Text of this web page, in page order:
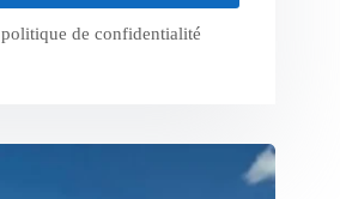
politique de confidentialité